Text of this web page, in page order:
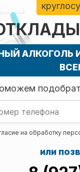
АЛКОГОЛЬ
на обработку
или